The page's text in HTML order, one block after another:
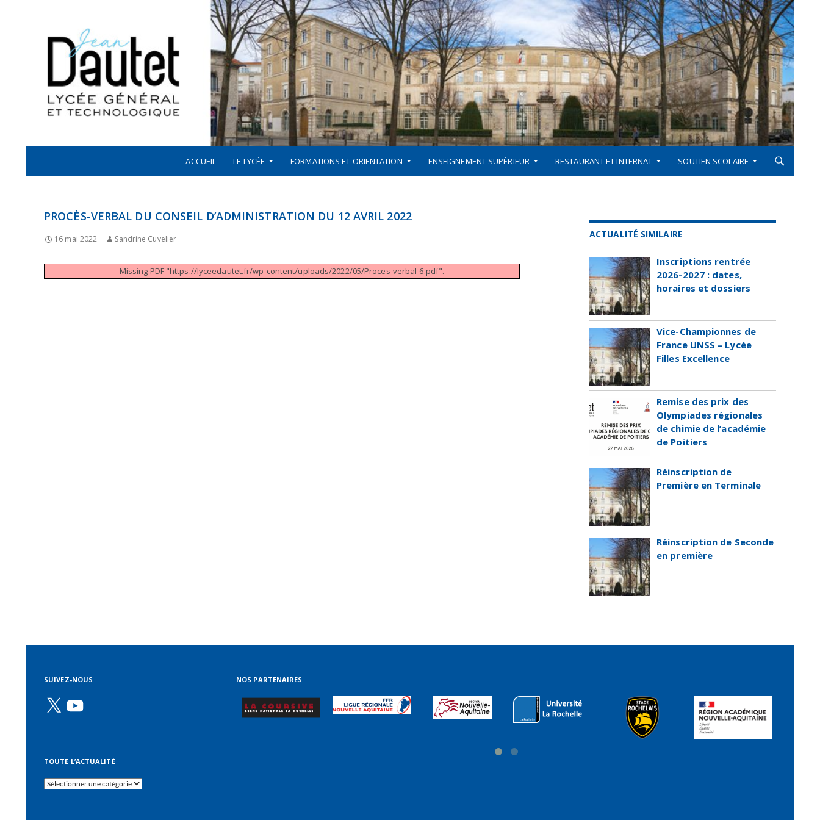
LYCÉE JEAN DAUTET À LA ROCHELLE
ACCUEIL LE LYCÉE FORMATIONS ET ORIENTATION ENSEIGNEMENT SUPÉRIEUR RESTAURANT ET INTERNAT SOUTIEN SCOLAIRE
PROCÈS-VERBAL DU CONSEIL D’ADMINISTRATION DU 12 AVRIL 2022
16 mai 2022 Sandrine Cuvelier
Missing PDF "https://lyceedautet.fr/wp-content/uploads/2022/05/Proces-verbal-6.pdf".
ACTUALITÉ SIMILAIRE
Inscriptions rentrée
2026-2027 : dates,
horaires et dossiers
Vice-Championnes de
France UNSS – Lycée
Filles Excellence
Remise des prix des
Olympiades régionales
de chimie de l’académie
de Poitiers
Réinscription de
Première en Terminale
Réinscription de Seconde
en première
SUIVEZ-NOUS
X YouTube
NOS PARTENAIRES
TOUTE L’ACTUALITÉ
Toute